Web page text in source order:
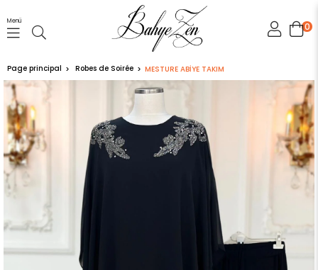
0
Menü
Page principal Robes de Soirée MESTURE ABİYE TAKIM